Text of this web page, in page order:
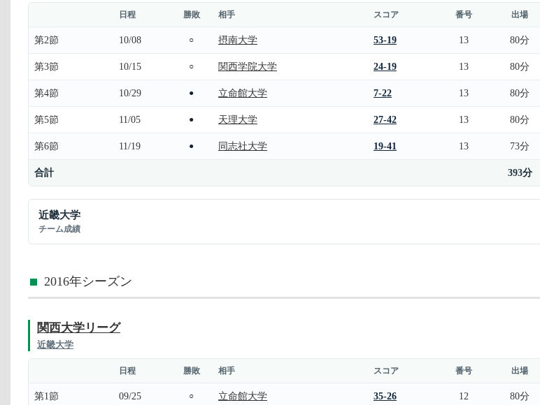
日程 勝敗 相手 スコア 番号 出場
第2節 10/08 ○ 摂南大学 53-19 13 80分
第3節 10/15 ○ 関西学院大学 24-19 13 80分
第4節 10/29 ● 立命館大学 7-22 13 80分
第5節 11/05 ● 天理大学 27-42 13 80分
第6節 11/19 ● 同志社大学 19-41 13 73分
合計 393分
近畿大学
チーム成績
2016年シーズン
関西大学リーグ
近畿大学
日程 勝敗 相手 スコア 番号 出場
第1節 09/25 ○ 立命館大学 35-26 12 80分